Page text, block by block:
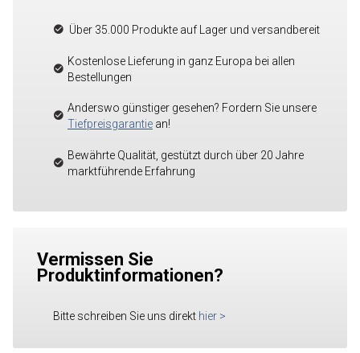
Über 35.000 Produkte auf Lager und versandbereit
Kostenlose Lieferung in ganz Europa bei allen
Bestellungen
Anderswo günstiger gesehen? Fordern Sie unsere
Tiefpreisgarantie an!
Bewährte Qualität, gestützt durch über 20 Jahre
marktführende Erfahrung
Vermissen Sie
Produktinformationen?
Bitte schreiben Sie uns direkt hier >